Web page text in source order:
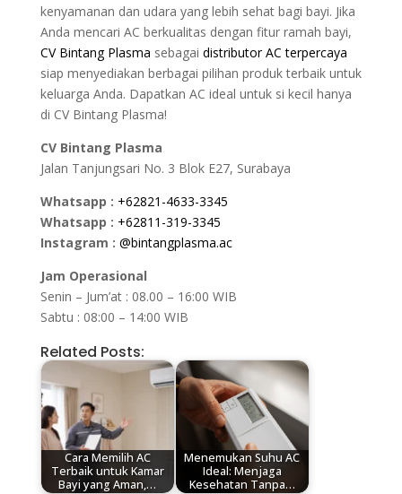
kenyamanan dan udara yang lebih sehat bagi bayi. Jika
Anda mencari AC berkualitas dengan fitur ramah bayi,
CV Bintang Plasma sebagai distributor AC terpercaya
siap menyediakan berbagai pilihan produk terbaik untuk
keluarga Anda. Dapatkan AC ideal untuk si kecil hanya
di CV Bintang Plasma!
CV Bintang Plasma
Jalan Tanjungsari No. 3 Blok E27, Surabaya
Whatsapp : +62821-4633-3345
Whatsapp : +62811-319-3345
Instagram : @bintangplasma.ac
Jam Operasional
Senin – Jum’at : 08.00 – 16:00 WIB
Sabtu : 08:00 – 14:00 WIB
Related Posts:
Cara Memilih AC
Terbaik untuk Kamar
Bayi yang Aman,…
Menemukan Suhu AC
Ideal: Menjaga
Kesehatan Tanpa…